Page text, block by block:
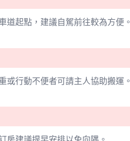
道起點，建議自駕前往較為方便。
或行動不便者可請主人協助搬運。